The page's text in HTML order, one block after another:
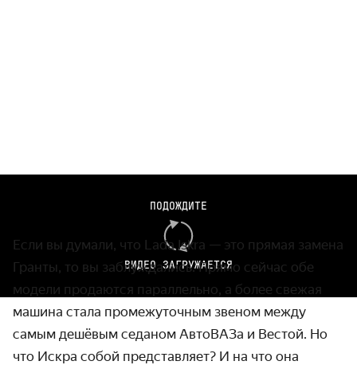
ПОДОЖДИТЕ
ВИДЕО ЗАГРУЖАЕТСЯ
Если вы думали, что Lada Iskra — это прямая замена
Гранты, то вы заблуждались. Прямо сейчас обе
модели продаются параллельно, а более свежая
машина стала промежуточным звеном между
самым дешёвым седаном АвтоВАЗа и Вестой. Но
что Искра собой представляет? И на что она